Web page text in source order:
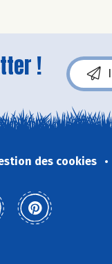
!
des cookies